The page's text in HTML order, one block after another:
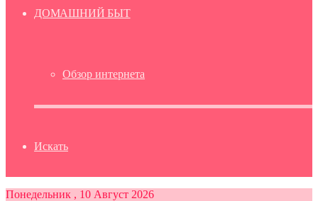
ДОМАШНИЙ БЫТ
Обзор интернета
Искать
Понедельник , 10 Август 2026